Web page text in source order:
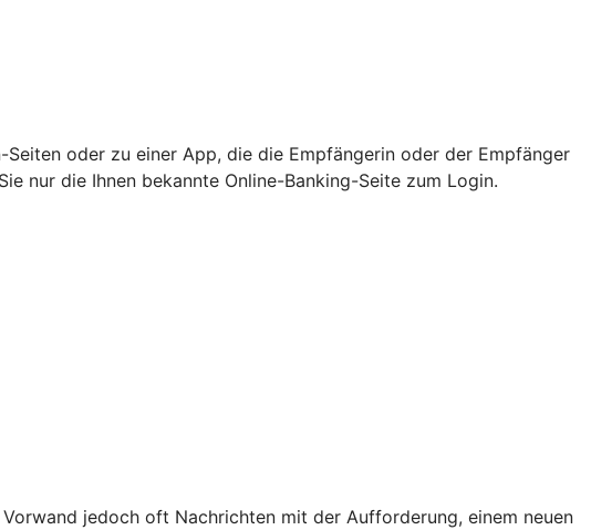
oder zu einer App, die die Empfängerin oder der Empfänger
nur die Ihnen bekannte Online-Banking-Seite zum Login.
jedoch oft Nachrichten mit der Aufforderung, einem neuen